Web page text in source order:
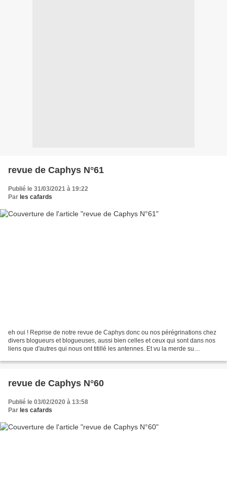
revue de Caphys N°61
Publié le 31/03/2021 à 19:22
Par les cafards
eh oui ! Reprise de notre revue de Caphys donc ou nos pérégrinations chez
divers blogueurs et blogueuses, aussi bien celles et ceux qui sont dans nos
liens que d'autres qui nous ont titillé les antennes. Et vu la merde su
revue de Caphys N°60
Publié le 03/02/2020 à 13:58
Par les cafards